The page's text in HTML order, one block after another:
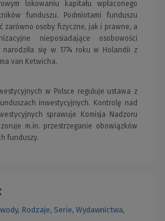
lokowaniu kapitału wpłaconego
funduszu. Podmiotami funduszu
zarówno osoby fizyczne, jak i prawne, a
nieposiadające osobowości
się w 1774 roku w Holandii z
van Ketwicha.
w Polsce reguluje ustawa z
inwestycyjnych. Kontrolę nad
sprawuje Komisja Nadzoru
m.in. przestrzeganie obowiązków
funduszy.
, Rodzaje, Serie, Wydawnictwa,